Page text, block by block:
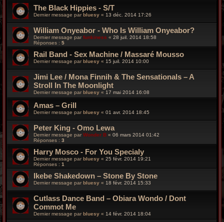
The Black Hippies - S/T
Dernier message parbluesy « 13 déc. 2014 17:26
William Onyeabor ‎- Who Is William Onyeabor?
Dernier message par funkiness « 28 juil. 2014 18:58
Réponses : 5
Rail Band - Sex Machine / Massaré Mousso
Dernier message parbluesy « 15 juil. 2014 10:00
Jimi Lee / Mona Finnih & The Sensationals – A
Stroll In The Moonlight
Dernier message par bluesy « 17 mai 2014 16:08
Amas – Grill
Dernier message parbluesy « 01 avr. 2014 18:45
Peter King - Omo Lewa
Dernier message par Wonder B « 06 mars 2014 01:42
Réponses : 3
Harry Mosco - For You Specialy
Dernier message parbluesy « 25 févr. 2014 19:21
Réponses : 1
Ikebe Shakedown – Stone By Stone
Dernier message par bluesy « 18 févr. 2014 15:33
Cutlass Dance Band – Obiara Wondo / Dont
Commot Me
Dernier message par bluesy « 14 févr. 2014 18:04